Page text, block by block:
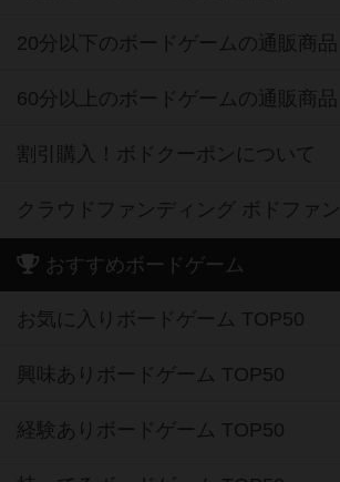
20分以下のボードゲームの通販商品
60分以上のボードゲームの通販商品
割引購入！ボドクーポンについて
クラウドファンディング ボドファン
おすすめボードゲーム
お気に入りボードゲーム TOP50
興味ありボードゲーム TOP50
経験ありボードゲーム TOP50